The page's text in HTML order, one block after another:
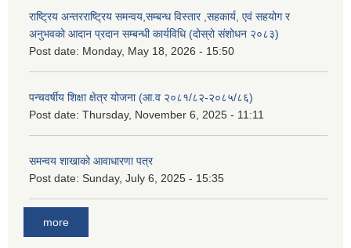
राष्ट्रिय अन्तरराष्ट्रिय समन्वय,सम्बन्ध विस्तार ,सहकार्य, एवं सहयोग र
अनुभवको आदान प्रदान सम्बन्धी कार्यविधि (दोस्रो संशोधन २०८३)
Post date: Monday, May 18, 2026 - 15:50
पन्चवर्षीय शिक्षा क्षेत्र योजना (आ.व २०८१/८२-२०८५/८६)
Post date: Thursday, November 6, 2025 - 11:11
समन्वय शाखाको आवाधारणा पत्र
Post date: Sunday, July 6, 2025 - 15:35
more